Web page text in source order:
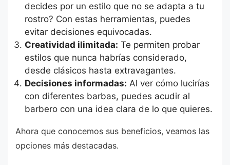
decides por un estilo que no se adapta a tu
rostro? Con estas herramientas, puedes
evitar decisiones equivocadas.
Creatividad ilimitada: Te permiten probar
estilos que nunca habrías considerado,
desde clásicos hasta extravagantes.
Decisiones informadas: Al ver cómo lucirías
con diferentes barbas, puedes acudir al
barbero con una idea clara de lo que quieres.
Ahora que conocemos sus beneficios, veamos las
opciones más destacadas.